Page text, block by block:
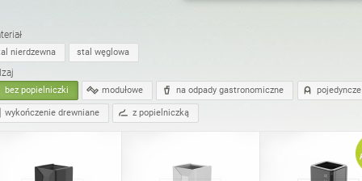
Osłony na drzewa
nierdzewna stal węglowa
bez popielniczki modułowe na odpady gastronomiczne pojedyncze
wykończenie drewniane z popielniczką